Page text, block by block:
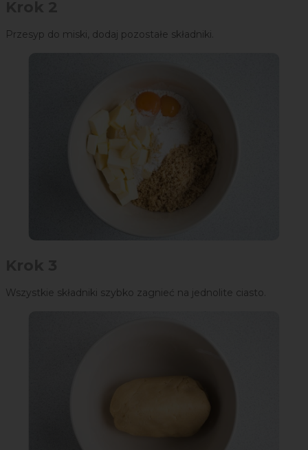
Przesyp do miski, dodaj pozostałe składniki.
Wszystkie składniki szybko zagnieć na jednolite ciasto.